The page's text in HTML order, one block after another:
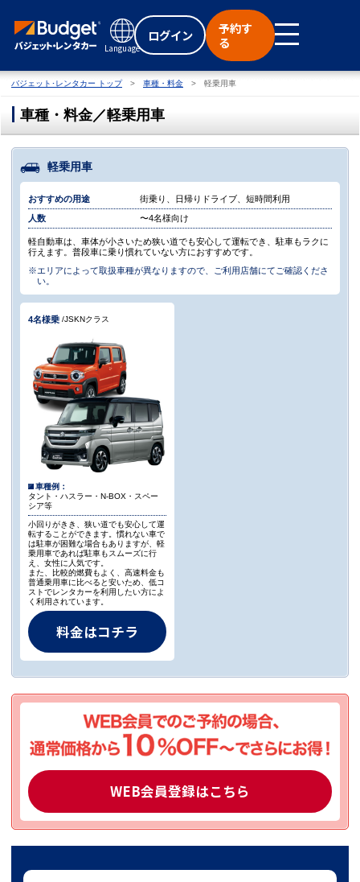
Language
ログイン
予約す
る
バジェット･レンタカー トップ 車種・料金 軽乗用車
車種・料金／軽乗用車
軽乗用車
おすすめの用途
街乗り、日帰りドライブ、短時間利用
人数
〜4名様向け
軽自動車は、車体が小さいため狭い道でも安心して運転でき、駐車もラクに
行えます。普段車に乗り慣れていない方におすすめです。
※エリアによって取扱車種が異なりますので、ご利用店舗にてご確認くださ
い。
4名様乗 /JSKNクラス
車種例：
タント・ハスラー・N-BOX・スペー
シア等
小回りがきき、狭い道でも安心して運
転することができます。慣れない車で
は駐車が困難な場合もありますが、軽
乗用車であれば駐車もスムーズに行
え、女性に人気です。
また、比較的燃費もよく、高速料金も
普通乗用車に比べると安いため、低コ
ストでレンタカーを利用したい方によ
く利用されています。
料金はコチラ
WEB会員登録はこちら